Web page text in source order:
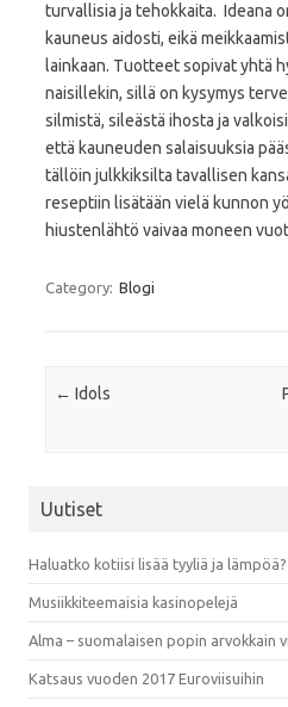
turvallisia ja tehokkaita. Ideana
kauneus aidosti, eikä
lainkaan. Tuotteet sopivat yhtä
naisillekin, sillä on kysymys
silmistä, sileästä ihosta ja
että kauneuden salaisuuksia
tällöin julkkiksilta tavallisen
reseptiin lisätään vielä kunnon
hiustenlähtö vaivaa moneen
Category: Blogi
Post navigation
← Idols
Uutiset
Haluatko kotiisi lisää tyyliä ja lämpöä?
Musiikkiteemaisia kasinopelejä
Alma – suomalaisen popin arvokkain
Katsaus vuoden 2017 Euroviisuihin